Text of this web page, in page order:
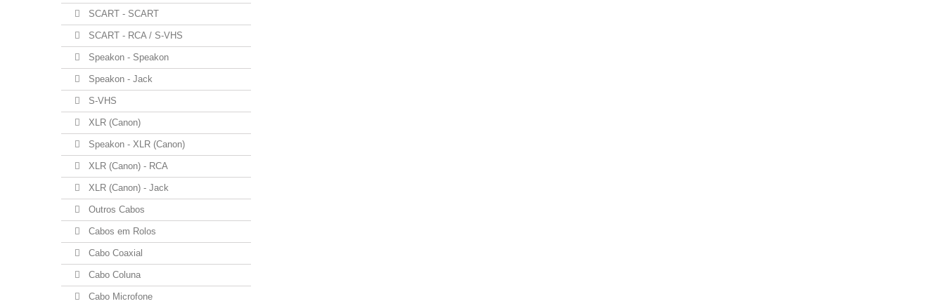
SCART - SCART
SCART - RCA / S-VHS
Speakon - Speakon
Speakon - Jack
S-VHS
XLR (Canon)
Speakon - XLR (Canon)
XLR (Canon) - RCA
XLR (Canon) - Jack
Outros Cabos
Cabos em Rolos
Cabo Coaxial
Cabo Coluna
Cabo Microfone